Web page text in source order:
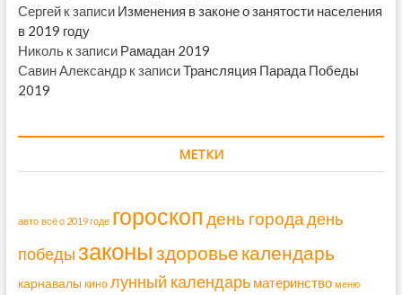
Сергейк записи Изменения в законе о занятости населения
в 2019 году
Никольк записи Рамадан 2019
Савин Александрк записиТрансляция Парада Победы
2019
МЕТКИ
авто всё о 2019 годе гороскоп день города день
победызаконыздоровье календарь
карнавалы кино лунный календарь материнство меню